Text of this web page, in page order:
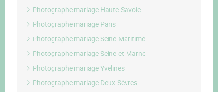
Photographe mariage Haute-Savoie
Photographe mariage Paris
Photographe mariage Seine-Maritime
Photographe mariage Seine-et-Marne
Photographe mariage Yvelines
Photographe mariage Deux-Sèvres